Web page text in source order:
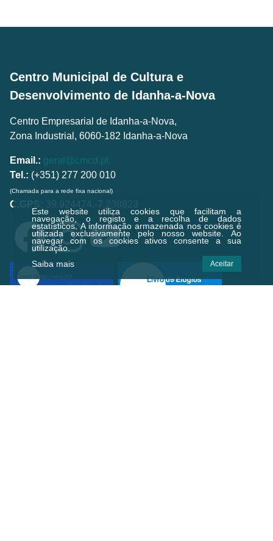
Este website utiliza cookies que facilitam a
navegação, o registo e a recolha de dados
estatísticos.A informação armazenada nos cookies é
utilizada exclusivamente pelo nosso website. Ao
navegar com os cookies ativos consente a sua
utilização.
Saiba mais
Aceitar
Centro Municipal de Cultura e
Desenvolvimento de Idanha-a-Nova
Centro Empresarial de Idanha-a-Nova,
Zona Industrial, 6060-182 Idanha-a-Nova
Email.: geral@cmcd.pt
Tel.: (+351) 277 200 010
(Chamada para a rede fixa nacional)
C.GPS: 39.924474,-7.238823